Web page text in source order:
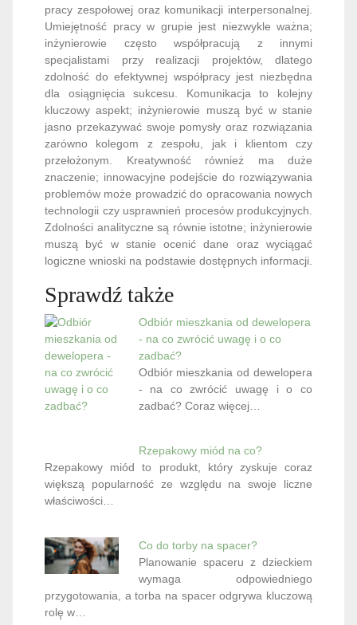
pracy zespołowej oraz komunikacji interpersonalnej.
Umiejętność pracy w grupie jest niezwykle ważna;
inżynierowie często współpracują z innymi
specjalistami przy realizacji projektów, dlatego
zdolność do efektywnej współpracy jest niezbędna
dla osiągnięcia sukcesu. Komunikacja to kolejny
kluczowy aspekt; inżynierowie muszą być w stanie
jasno przekazywać swoje pomysły oraz rozwiązania
zarówno kolegom z zespołu, jak i klientom czy
przełożonym. Kreatywność również ma duże
znaczenie; innowacyjne podejście do rozwiązywania
problemów może prowadzić do opracowania nowych
technologii czy usprawnień procesów produkcyjnych.
Zdolności analityczne są równie istotne; inżynierowie
muszą być w stanie ocenić dane oraz wyciągać
logiczne wnioski na podstawie dostępnych informacji.
Sprawdź także
Odbiór mieszkania od dewelopera
- na co zwrócić uwagę i o co
zadbać?
Odbiór mieszkania od dewelopera
- na co zwrócić uwagę i o co
zadbać? Coraz więcej…
Rzepakowy miód na co?
Rzepakowy miód to produkt, który zyskuje coraz
większą popularność ze względu na swoje liczne
właściwości…
Co do torby na spacer?
Planowanie spaceru z dzieckiem
wymaga odpowiedniego
przygotowania, a torba na spacer odgrywa kluczową
rolę w…